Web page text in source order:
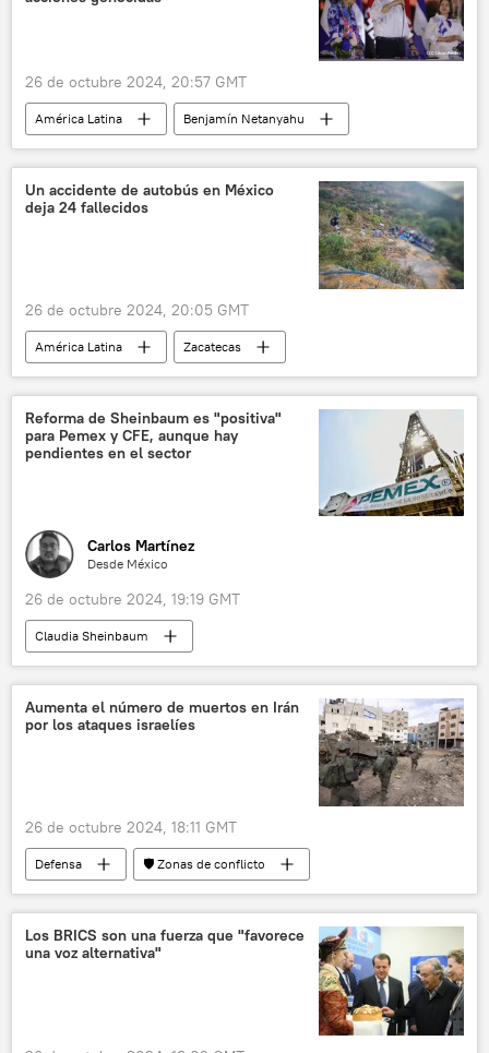
26 de octubre 2024, 20:57 GMT
América Latina
Benjamín Netanyahu
Israel
Irán
Nicaragua
Gobierno de Nicaragua
Fuerzas de Defensa de Israel (FDI)
seguridad
Un accidente de autobús en México
deja 24 fallecidos
26 de octubre 2024, 20:05 GMT
América Latina
Zacatecas
Aguascalientes
seguridad
autopista
accidente
víctimas
Reforma de Sheinbaum es "positiva"
para Pemex y CFE, aunque hay
pendientes en el sector
Carlos Martínez
Desde México
26 de octubre 2024, 19:19 GMT
Claudia Sheinbaum
Andrés Manuel López Obrador
Petróleos Mexicanos (Pemex)
México
Comisión Federal de Electricidad (CFE)
Aumenta el número de muertos en Irán
por los ataques israelíes
26 de octubre 2024, 18:11 GMT
Defensa
🛡️ Zonas de conflicto
🌍 Oriente Medio
Irán
Fuerzas de Defensa de Israel (FDI)
Israel
Los BRICS son una fuerza que "favorece
una voz alternativa"